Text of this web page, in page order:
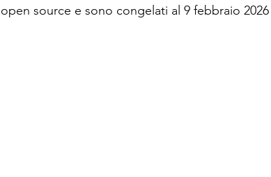
open source e sono congelati al 9 febbraio 2026